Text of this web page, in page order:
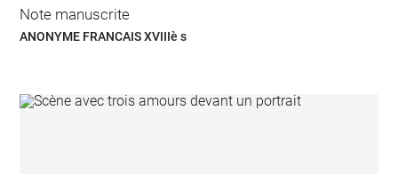
Note manuscrite
ANONYME FRANCAIS XVIIIè s